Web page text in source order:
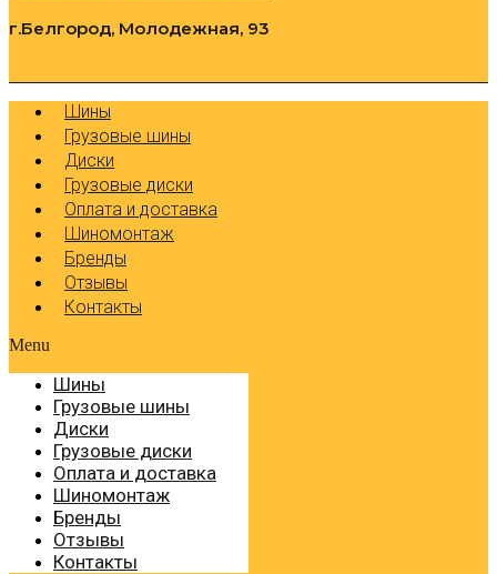
г.Белгород, Молодежная, 93
Шины
Грузовые шины
Диски
Грузовые диски
Оплата и доставка
Шиномонтаж
Бренды
Отзывы
Контакты
Menu
Шины
Грузовые шины
Диски
Грузовые диски
Оплата и доставка
Шиномонтаж
Бренды
Отзывы
Контакты